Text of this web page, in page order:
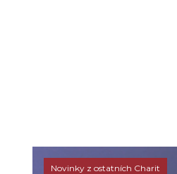
Novinky z ostatních Charit